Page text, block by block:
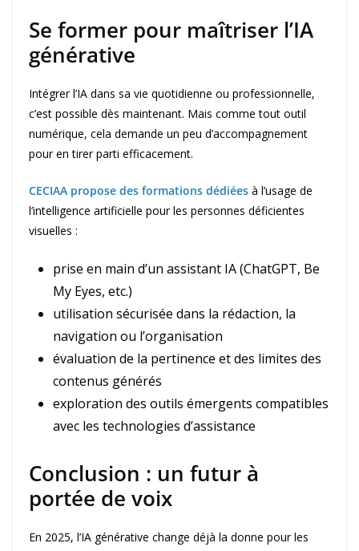
Se former pour maîtriser l’IA
générative
Intégrer l’IA dans sa vie quotidienne ou professionnelle,
c’est possible dès maintenant. Mais comme tout outil
numérique, cela demande un peu d’accompagnement
pour en tirer parti efficacement.
CECIAA propose des formations dédiées à l’usage de
l’intelligence artificielle pour les personnes déficientes
visuelles :
prise en main d’un assistant IA (ChatGPT, Be
My Eyes, etc.)
utilisation sécurisée dans la rédaction, la
navigation ou l’organisation
évaluation de la pertinence et des limites des
contenus générés
exploration des outils émergents compatibles
avec les technologies d’assistance
Conclusion : un futur à
portée de voix
En 2025, l’IA générative change déjà la donne pour les